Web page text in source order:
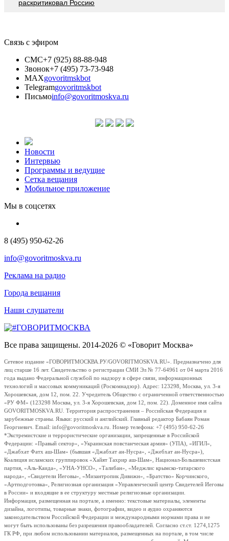
раскритиковал Россию
Связь с эфиром
СМС+7 (925) 88-88-948
Звонок+7 (495) 73-73-948
MAXgovoritmskbot
Telegramgovoritmskbot
Письмоinfo@govoritmoskva.ru
Новости
Интервью
Программы и ведущие
Сетка вещания
Мобильное приложение
Мы в соцсетях
8 (495) 950-62-26
info@govoritmoskva.ru
Реклама на радио
Города вещания
Наши слушатели
Все права защищены. 2014-2026 © «Говорит Москва»
Сетевое издание «ГОВОРИТМОСКВА.РУ/GOVORITMOSKVA.RU». Предназначено для
лиц старше 16 лет. Свидетельство о регистрации СМИ Эл № 77-64961 от 04 марта 2016
года выдано Федеральной службой по надзору в сфере связи, информационных
технологий и массовых коммуникаций (Роскомнадзор). Адрес: 123298, Москва, ул. 3-я
Хорошевская, дом 12, пом. 22. Учредитель Общество с ограниченной ответственностью
«РУ ФМ» (123298 Москва, ул. 3-я Хорошевская, дом 12, пом. 22). Доменное имя сайта
GOVORITMOSKVA.RU. Территория распространения – Российская Федерация и
зарубежные страны. Языки: русский и английский. Главный редактор Бабаян Роман
Георгиевич. Email: info@govoritmoskva.ru. Номер телефона: +7 (495) 950-62-26
*Экстремистские и террористические организации, запрещенные в Российской
Федерации: «Правый сектор», «Украинская повстанческая армия» (УПА), «ИГИЛ»,
«Джабхат Фатх аш-Шам» (бывшая «Джабхат ан-Нусра», «Джебхат ан-Нусра»),
Коалиция исламских группировок «Хайят Тахрир аш-Шам», Национал-Большевистская
партия, «Аль-Каида», «УНА-УНСО», «Талибан», «Меджлис крымско-татарского
народа», «Свидетели Иеговы», «Мизантропик Дивижн», «Братство» Корчинского,
«Артподготовка», Религиозная организация «Управленческий центр Свидетелей Иеговы
в России» и входящие в ее структуру местные религиозные организации.
Информация, размещенная на портале, а именно: текстовые материалы, элементы
дизайна, логотипы, товарные знаки, фотографии, видео и аудио охраняются
законодательством Российской Федерации и международными нормами права и не
могут быть использованы без разрешения правообладателей. Согласно ст.ст. 1274,1275
ГК РФ, при любом использовании материалов, размещенных на портале, в том числе